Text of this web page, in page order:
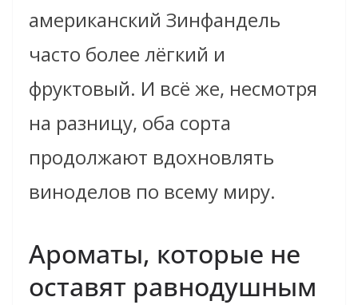
американский Зинфандель
часто более лёгкий и
фруктовый. И всё же, несмотря
на разницу, оба сорта
продолжают вдохновлять
виноделов по всему миру.
Ароматы, которые не
оставят равнодушным